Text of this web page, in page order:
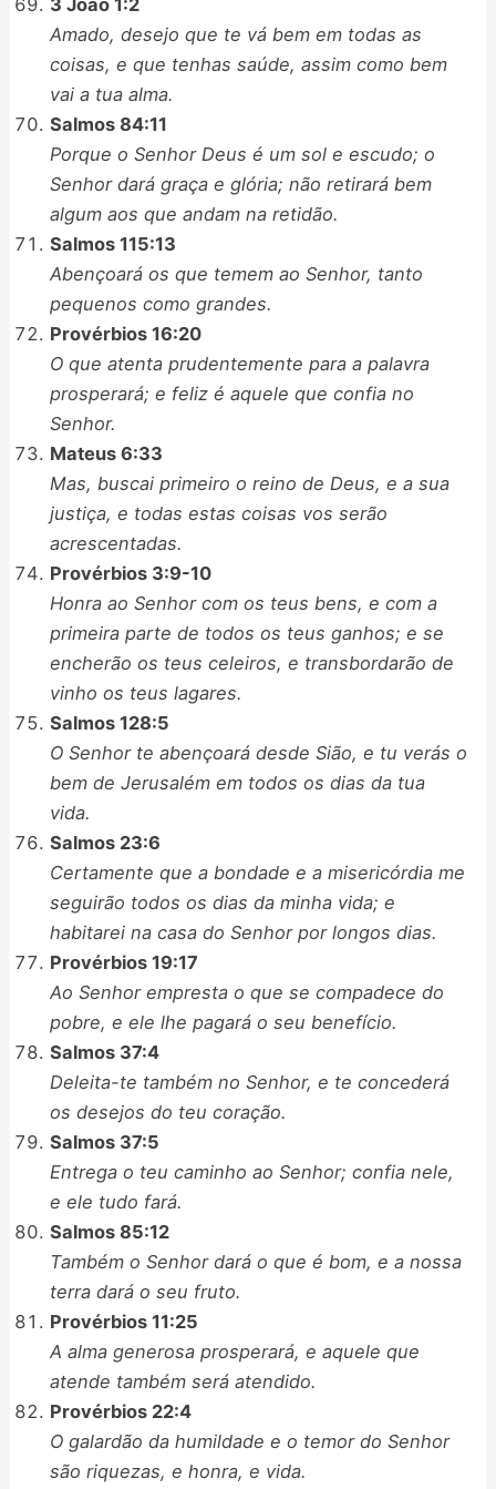
3 João 1:2
Amado, desejo que te vá bem em todas as
coisas, e que tenhas saúde, assim como bem
vai a tua alma.
Salmos 84:11
Porque o Senhor Deus é um sol e escudo; o
Senhor dará graça e glória; não retirará bem
algum aos que andam na retidão.
Salmos 115:13
Abençoará os que temem ao Senhor, tanto
pequenos como grandes.
Provérbios 16:20
O que atenta prudentemente para a palavra
prosperará; e feliz é aquele que confia no
Senhor.
Mateus 6:33
Mas, buscai primeiro o reino de Deus, e a sua
justiça, e todas estas coisas vos serão
acrescentadas.
Provérbios 3:9-10
Honra ao Senhor com os teus bens, e com a
primeira parte de todos os teus ganhos; e se
encherão os teus celeiros, e transbordarão de
vinho os teus lagares.
Salmos 128:5
O Senhor te abençoará desde Sião, e tu verás o
bem de Jerusalém em todos os dias da tua
vida.
Salmos 23:6
Certamente que a bondade e a misericórdia me
seguirão todos os dias da minha vida; e
habitarei na casa do Senhor por longos dias.
Provérbios 19:17
Ao Senhor empresta o que se compadece do
pobre, e ele lhe pagará o seu benefício.
Salmos 37:4
Deleita-te também no Senhor, e te concederá
os desejos do teu coração.
Salmos 37:5
Entrega o teu caminho ao Senhor; confia nele,
e ele tudo fará.
Salmos 85:12
Também o Senhor dará o que é bom, e a nossa
terra dará o seu fruto.
Provérbios 11:25
A alma generosa prosperará, e aquele que
atende também será atendido.
Provérbios 22:4
O galardão da humildade e o temor do Senhor
são riquezas, e honra, e vida.